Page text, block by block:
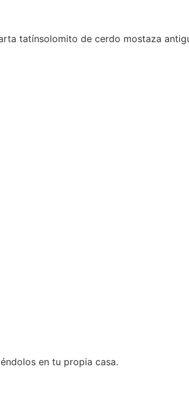
tatínsolomito de cerdo mostaza
en tu propia casa.